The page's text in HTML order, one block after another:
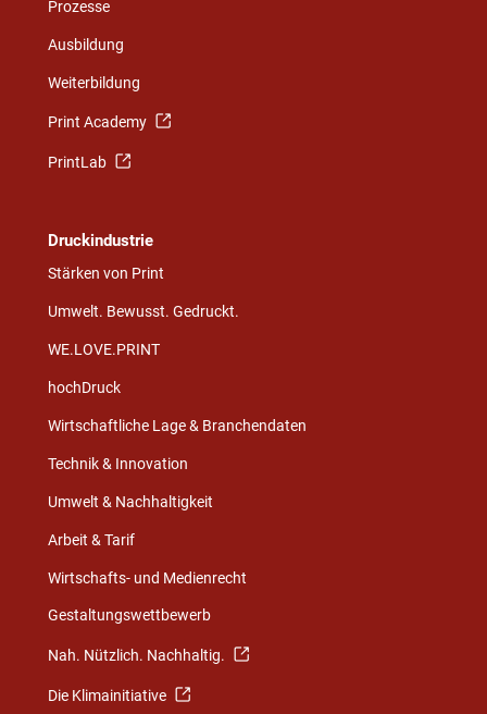
Prozesse
Ausbildung
Weiterbildung
Print Academy
PrintLab
Druckindustrie
Stärken von Print
Umwelt. Bewusst. Gedruckt.
WE.LOVE.PRINT
hochDruck
Wirtschaftliche Lage & Branchendaten
Technik & Innovation
Umwelt & Nachhaltigkeit
Arbeit & Tarif
Wirtschafts- und Medienrecht
Gestaltungswettbewerb
Nah. Nützlich. Nachhaltig.
Die Klimainitiative